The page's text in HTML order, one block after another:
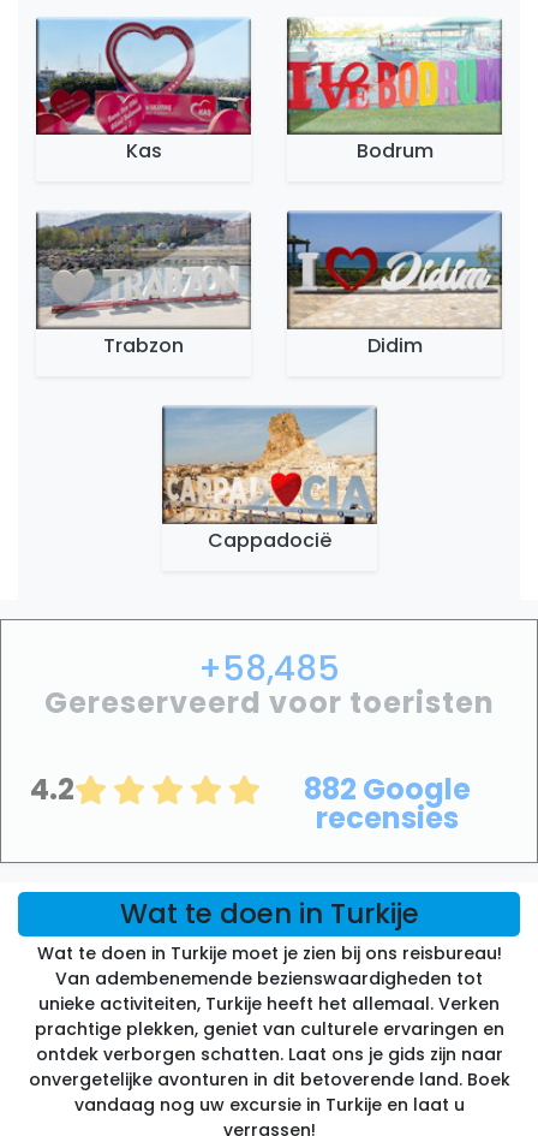
Kas Bodrum
Trabzon Didim
Cappadocië
+58,485
Gereserveerd voor toeristen
4.2 882 Google
recensies
Wat te doen in Turkije
Wat te doen in Turkije moet je zien bij ons reisbureau!
Van adembenemende bezienswaardigheden tot
unieke activiteiten, Turkije heeft het allemaal. Verken
prachtige plekken, geniet van culturele ervaringen en
ontdek verborgen schatten. Laat ons je gids zijn naar
onvergetelijke avonturen in dit betoverende land. Boek
vandaag nog uw excursie in Turkije en laat u
verrassen!